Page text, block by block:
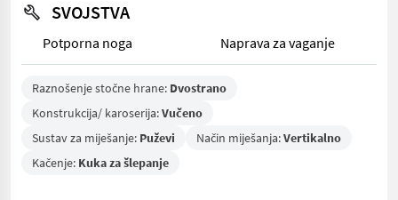
SVOJSTVA
Potporna noga Naprava za vaganje
Raznošenje stočne hrane: Dvostrano
Konstrukcija/ karoserija:Vučeno
Sustav za miješanje: Puževi Način miješanja:Vertikalno
Kačenje: Kuka za šlepanje